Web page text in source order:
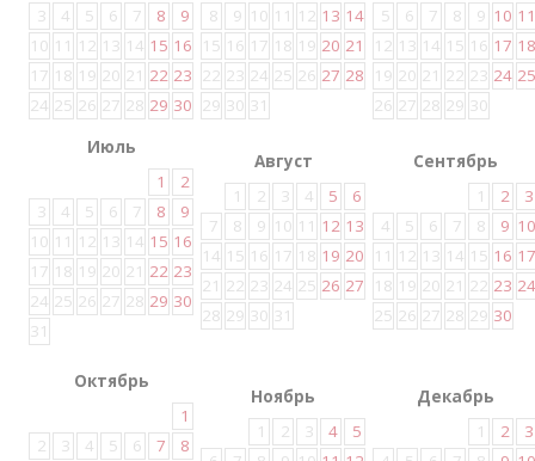
3
4 5 6 7 8
9
10 11 12 13 14 15 16
17 18 19 20 21 22 23
24 25 26 27 28 29 30
8
9 10 11 12 13 14
15 16 17 18 19 20 21
22 23 24 25 26 27 28
29 30 31
5
6 7 8 9 10 11
12 13 14 15 16 17 18
19 20 21 22 23 24 25
26 27 28 29 30
Июль
1
2
3
4 5 6 7 8
9
10 11 12 13 14 15 16
17 18 19 20 21 22 23
24 25 26 27 28 29 30
31
Август
1
2 3 4 5
6
7
8 9 10 11 12 13
14 15 16 17 18 19 20
21 22 23 24 25 26 27
28 29 30 31
Сентябрь
1
2
3
4
5 6 7 8 9 10
11 12 13 14 15 16 17
18 19 20 21 22 23 24
25 26 27 28 29 30
Октябрь
1
2
3 4 5 6 7 8
Ноябрь
1
2 3 4
5
Декабрь
1
2
3